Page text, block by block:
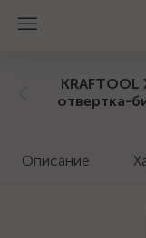
отвертка-
Описание